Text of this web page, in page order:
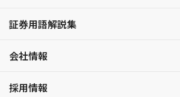
証券用語解説集
会社情報
採用情報